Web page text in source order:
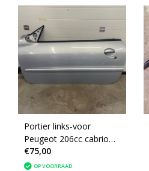
Portier links-voor
Peugeot 206cc cabrio
met artikelnummer
9002P3 kleurcode (EYL)
€75,00
OP VOORRAAD